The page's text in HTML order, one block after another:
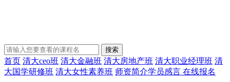
首页 清大ceo班 清大金融班 清大房地产班 清大职业经理班 清
大国学研修班 清大女性素养班 师资简介学员感言 在线报名